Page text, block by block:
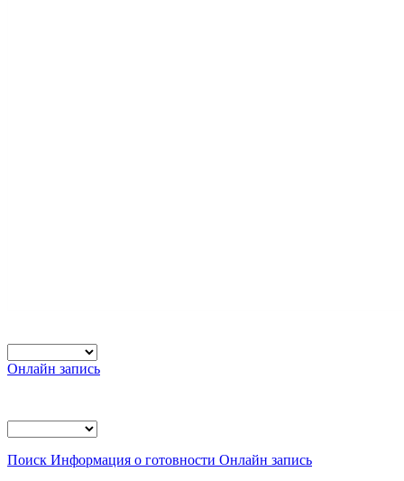
Онлайн запись
Поиск Информация о готовности Онлайн запись